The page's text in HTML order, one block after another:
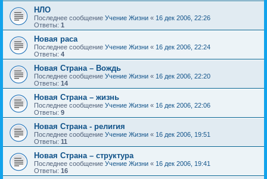
НЛО
Последнее сообщение Учение Жизни « 16 дек 2006, 22:26
Ответы: 1
Новая раса
Последнее сообщение Учение Жизни « 16 дек 2006, 22:24
Ответы: 4
Новая Страна – Вождь
Последнее сообщение Учение Жизни « 16 дек 2006, 22:20
Ответы: 14
Новая Страна – жизнь
Последнее сообщение Учение Жизни « 16 дек 2006, 22:06
Ответы: 9
Новая Страна - религия
Последнее сообщение Учение Жизни « 16 дек 2006, 19:51
Ответы: 11
Новая Страна – структура
Последнее сообщение Учение Жизни « 16 дек 2006, 19:41
Ответы: 16